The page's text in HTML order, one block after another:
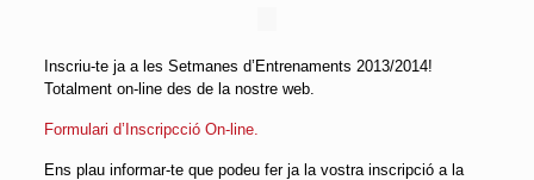
Inscriu-te ja a les Setmanes d’Entrenaments 2013/2014!
Totalment on-line des de la nostre web.
Formulari d’Inscripcció On-line.
Ens plau informar-te que podeu fer ja la vostra inscripció a la